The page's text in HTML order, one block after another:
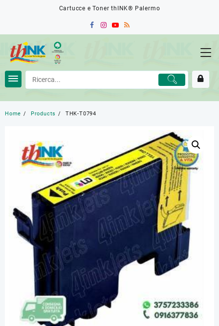
Cartucce e Toner thINK® Palermo
Home Products THK-T0794